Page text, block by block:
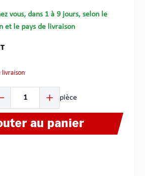
vous, dans 1 à 9 jours, selon le
et le pays de livraison
livraison
pièce
au panier